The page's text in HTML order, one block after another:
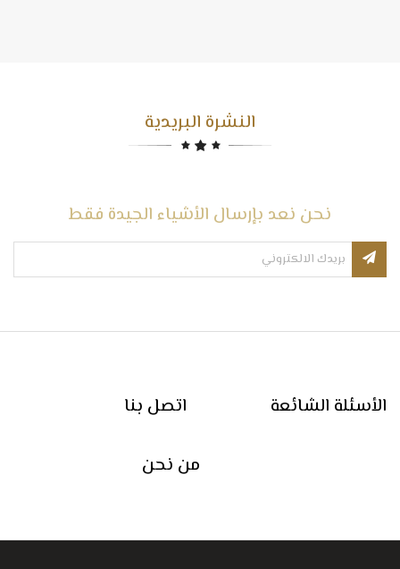
النشرة البريدية
نحن نعد بإرسال الأشياء الجيدة فقط
اتصل بنا الأسئلة الشائعة
من نحن